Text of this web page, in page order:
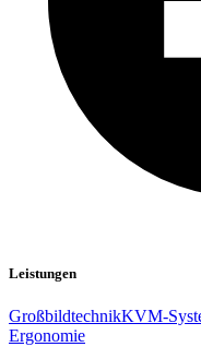
Leistungen
GroßbildtechnikKVM-
Ergonomie